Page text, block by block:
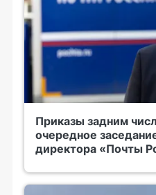
Приказы задним
очередное
директора «Почты